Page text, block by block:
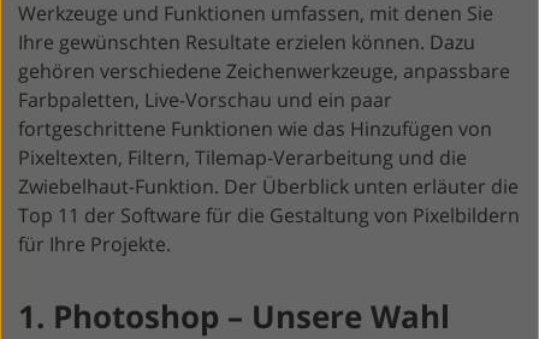
Werkzeuge und Funktionen umfassen, mit denen Sie
Ihre gewünschten Resultate erzielen können. Dazu
gehören verschiedene Zeichenwerkzeuge, anpassbare
Farbpaletten, Live-Vorschau und ein paar
fortgeschrittene Funktionen wie das Hinzufügen von
Pixeltexten, Filtern, Tilemap-Verarbeitung und die
Zwiebelhaut-Funktion. Der Überblick unten erläuter die
Top 11 der Software für die Gestaltung von Pixelbildern
für Ihre Projekte.
1. Photoshop – Unsere Wahl